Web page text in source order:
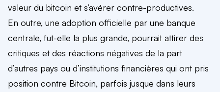
valeur du bitcoin et s’avérer contre-productives.
En outre, une adoption officielle par une banque
centrale, fut-elle la plus grande, pourrait attirer des
critiques et des réactions négatives de la part
d’autres pays ou d’institutions financières qui ont pris
position contre Bitcoin, parfois jusque dans leurs